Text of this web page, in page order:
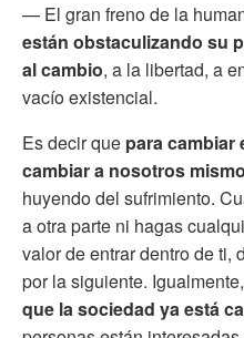
— El gran freno de la
están obstaculizando su
al cambio, a la libertad, a
vacío existencial.
Es decir que para cambiar
cambiar a nosotros
huyendo del sufrimiento.
a otra parte ni hagas
valor de entrar dentro de ti,
por la siguiente. Igualmente,
que la sociedad ya está